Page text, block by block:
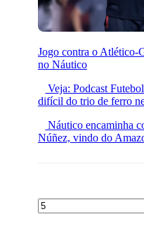
Jogo contra o Atlético-
no Náutico
Veja: Podcast
difícil do trio de ferro
Náutico encaminha
Núñez, vindo do